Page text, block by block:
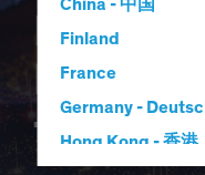
China - 中国
Finland
France
Germany -
Hong Kong - 香港
keine
für